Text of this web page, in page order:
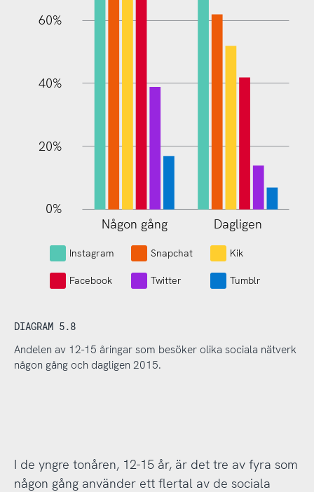
60%
40%
20%
0%
Någon gång Dagligen
Instagram Snapchat Kik
Facebook Twitter Tumblr
DIAGRAM 5.8
Andelen av 12-15 åringar som besöker olika sociala nätverk
någon gång och dagligen 2015.
I de yngre tonåren, 12-15 år, är det tre av fyra som
någon gång använder ett flertal av de sociala